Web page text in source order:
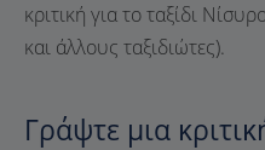
κριτική για το ταξίδι
και άλλους ταξιδιώτες).
Γράψτε μια